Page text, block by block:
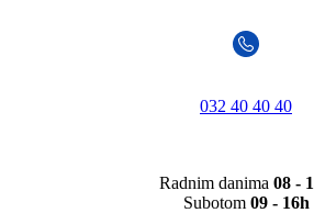
032 40 40 40
Radnim danima 08 -
Subotom 09 - 16h